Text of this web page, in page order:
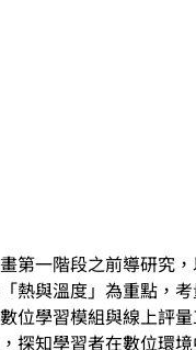
第一階段之前導研究
熱與溫度」為重點，
位學習模組與線上評
探知學習者在數位環